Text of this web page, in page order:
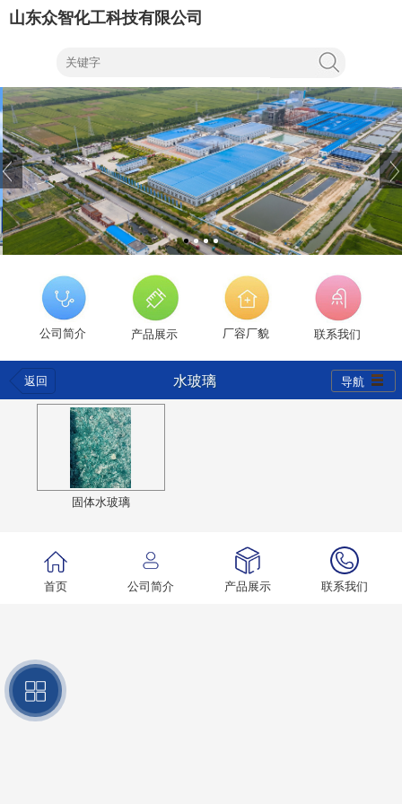
山东众智化工科技有限公司
公司简介 产品展示 厂容厂貌 联系我们
返回 水玻璃 导航
固体水玻璃
首页 公司简介 产品展示 联系我们